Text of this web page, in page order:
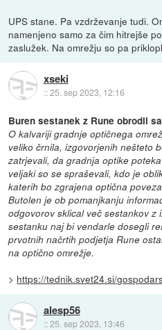
UPS stane. Pa vzdrževanje tudi.
namenjeno samo za čim hitrejše
zaslužek. Na omrežju so pa
xseki
::25. sep 2023, 12:16
Buren sestanek z Rune obrodil
O kalvariji gradnje optičnega
veliko črnila, izgovorjenih nešteto
zatrjevali, da gradnja optike
veljaki so se spraševali, kdo je
katerih bo zgrajena optična
Butolen je ob pomanjkanju
odgovorov sklical več sestankov z
sestanku naj bi vendarle dosegli
prvotnih načrtih podjetja Rune
na optično omrežje.
> https://tednik.svet24.si/
alesp56
::25. sep 2023, 13:46